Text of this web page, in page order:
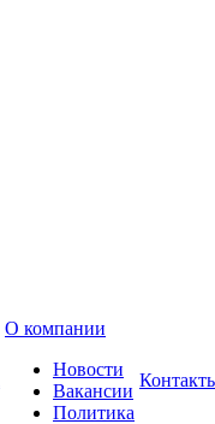
О компании
Новости
Вакансии
Политика